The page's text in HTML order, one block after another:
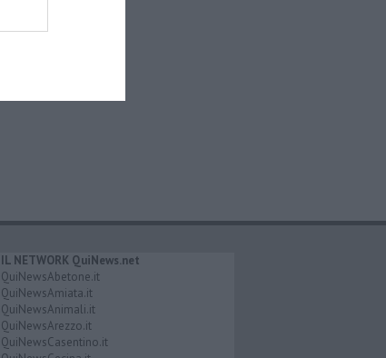
IL NETWORK QuiNews.net
QuiNewsAbetone.it
QuiNewsAmiata.it
QuiNewsAnimali.it
QuiNewsArezzo.it
QuiNewsCasentino.it